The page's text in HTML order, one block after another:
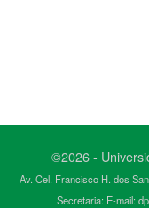
©2026 -
Av. Cel. Francisco H. dos
Secretaria: E-mail: